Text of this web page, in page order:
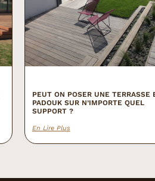
PEUT ON POSER UNE TERRASSE
PADOUK SUR N’IMPORTE QUEL
SUPPORT ?
En Lire Plus